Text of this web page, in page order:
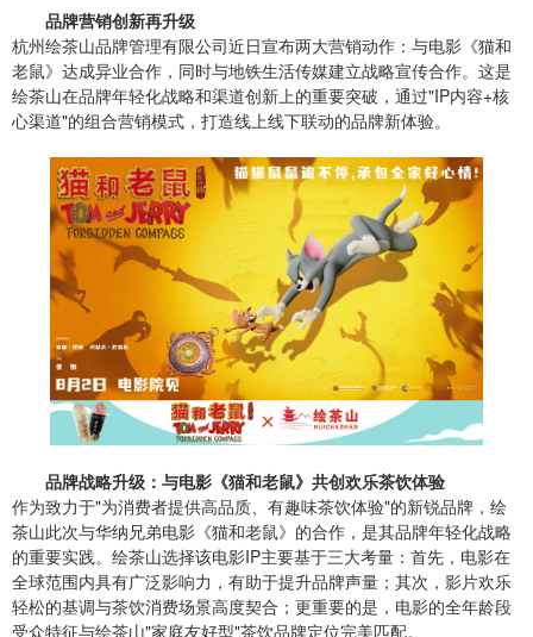
品牌营销创新再升级
杭州绘茶山品牌管理有限公司近日宣布两大营销动作：与电影《猫和
老鼠》达成异业合作，同时与地铁生活传媒建立战略宣传合作。这是
绘茶山在品牌年轻化战略和渠道创新上的重要突破，通过"IP内容+核
心渠道"的组合营销模式，打造线上线下联动的品牌新体验。
品牌战略升级：与电影《猫和老鼠》共创欢乐茶饮体验
作为致力于"为消费者提供高品质、有趣味茶饮体验"的新锐品牌，绘
茶山此次与华纳兄弟电影《猫和老鼠》的合作，是其品牌年轻化战略
的重要实践。绘茶山选择该电影IP主要基于三大考量：首先，电影在
全球范围内具有广泛影响力，有助于提升品牌声量；其次，影片欢乐
轻松的基调与茶饮消费场景高度契合；更重要的是，电影的全年龄段
受众特征与绘茶山"家庭友好型"茶饮品牌定位完美匹配。